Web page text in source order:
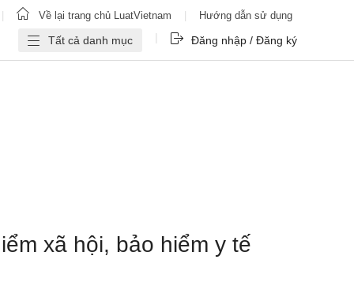
Về lại trang chủ LuatVietnam Hướng dẫn sử dụng
Tất cả danh mục | Đăng nhập / Đăng ký
xã hội, bảo hiểm y tế